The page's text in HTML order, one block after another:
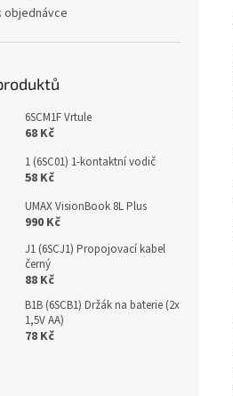
objednávce
6SCM1F Vrtule
68 Kč
1 (6SC01) 1-kontaktní vodič
58 Kč
UMAX VisionBook 8L Plus
990 Kč
J1 (6SCJ1) Propojovací kabel
černý
88 Kč
B1B (6SCB1) Držák na baterie (2x
1,5V AA)
78 Kč